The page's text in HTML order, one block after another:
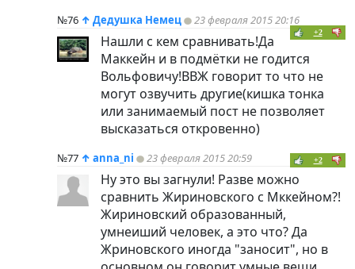
№76 ↑ Дедушка Немец 23 февраля 2015 20:16
+2
Нашли с кем сравнивать!Да
Маккейн и в подмётки не годится
Вольфовичу!ВВЖ говорит то что не
могут озвучить другие(кишка тонка
или занимаемый пост не позволяет
высказаться откровенно)
№77 ↑ anna_ni 23 февраля 2015 20:59 +2
Ну это вы загнули! Разве можно
сравнить Жириновского с Мккейном?!
Жириновский образованный,
умнеиший человек, а это что? Да
Жриновского иногда "заносит", но в